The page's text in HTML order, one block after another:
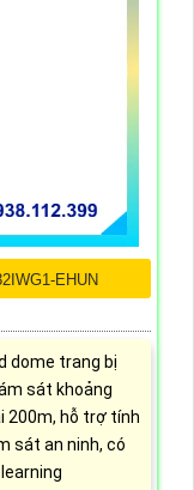
EHUN
dome trang bị
sát khoảng
200m, hỗ trợ tính
sát an ninh, có